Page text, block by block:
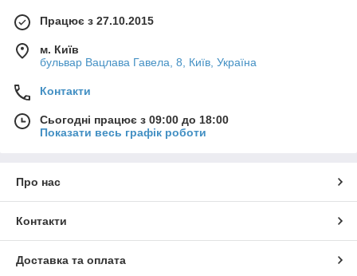
Працює з 27.10.2015
м. Київ
бульвар Вацлава Гавела, 8, Київ, Україна
Контакти
Сьогодні працює з 09:00 до 18:00
Показати весь графік роботи
Про нас
Контакти
Доставка та оплата